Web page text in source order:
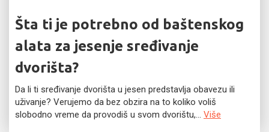
Šta ti je potrebno od baštenskog
alata za jesenje sređivanje
dvorišta?
Da li ti sređivanje dvorišta u jesen predstavlja obavezu ili
uživanje? Verujemo da bez obzira na to koliko voliš
slobodno vreme da provodiš u svom dvorištu,... Više